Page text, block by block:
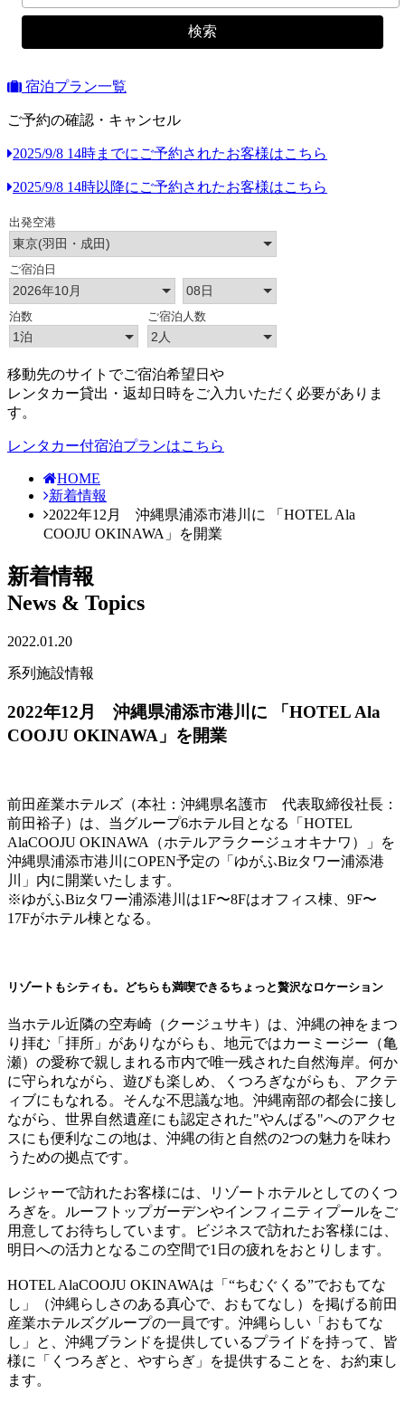
検索
宿泊プラン一覧
ご予約の確認・キャンセル
2025/9/8 14時までにご予約されたお客様はこちら
2025/9/8 14時以降にご予約されたお客様はこちら
移動先のサイトでご宿泊希望日や
レンタカー貸出・返却日時をご入力いただく必要がありま
す。
レンタカー付宿泊プランはこちら
HOME
新着情報
2022年12月 沖縄県浦添市港川に 「HOTEL Ala
COOJU OKINAWA」を開業
新着情報
News & Topics
2022.01.20
系列施設情報
2022年12月 沖縄県浦添市港川に 「HOTEL Ala
COOJU OKINAWA」を開業
前田産業ホテルズ（本社：沖縄県名護市 代表取締役社長：
前田裕子）は、当グループ6ホテル目となる「HOTEL
AlaCOOJU OKINAWA（ホテルアラクージュオキナワ）」を
沖縄県浦添市港川にOPEN予定の「ゆがふBizタワー浦添港
川」内に開業いたします。
※ゆがふBizタワー浦添港川は1F〜8Fはオフィス棟、9F〜
17Fがホテル棟となる。
リゾートもシティも。どちらも満喫できるちょっと贅沢なロケーション
当ホテル近隣の空寿崎（クージュサキ）は、沖縄の神をまつ
り拝む「拝所」がありながらも、地元ではカーミージー（亀
瀬）の愛称で親しまれる市内で唯一残された自然海岸。何か
に守られながら、遊びも楽しめ、くつろぎながらも、アクテ
ィブにもなれる。そんな不思議な地。沖縄南部の都会に接し
ながら、世界自然遺産にも認定された"やんばる"へのアクセ
スにも便利なこの地は、沖縄の街と自然の2つの魅力を味わ
うための拠点です。
レジャーで訪れたお客様には、リゾートホテルとしてのくつ
ろぎを。ルーフトップガーデンやインフィニティプールをご
用意してお待ちしています。ビジネスで訪れたお客様には、
明日への活力となるこの空間で1日の疲れをおとりします。
HOTEL AlaCOOJU OKINAWAは「“ちむぐくる”でおもてな
し」（沖縄らしさのある真心で、おもてなし）を掲げる前田
産業ホテルズグループの一員です。沖縄らしい「おもてな
し」と、沖縄ブランドを提供しているプライドを持って、皆
様に「くつろぎと、やすらぎ」を提供することを、お約束し
ます。